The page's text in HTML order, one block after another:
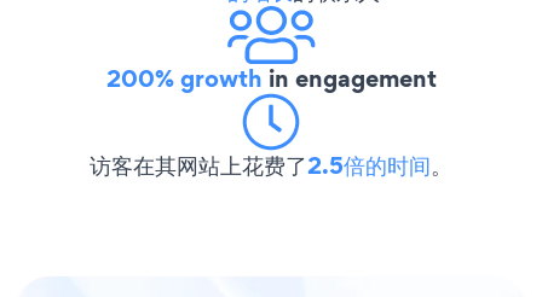
200% growth in engagement
访客在其网站上花费了2.5倍的时间。